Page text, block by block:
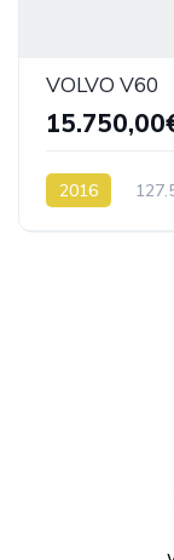
VOLVO V60
2016